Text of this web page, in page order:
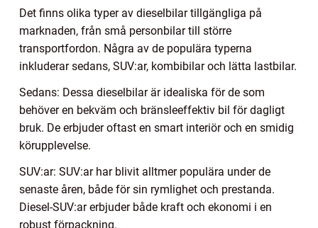
Det finns olika typer av dieselbilar tillgängliga på
marknaden, från små personbilar till större
transportfordon. Några av de populära typerna
inkluderar sedans, SUV:ar, kombibilar och lätta lastbilar.
Sedans: Dessa dieselbilar är idealiska för de som
behöver en bekväm och bränsleeffektiv bil för dagligt
bruk. De erbjuder oftast en smart interiör och en smidig
körupplevelse.
SUV:ar: SUV:ar har blivit alltmer populära under de
senaste åren, både för sin rymlighet och prestanda.
Diesel-SUV:ar erbjuder både kraft och ekonomi i en
robust förpackning.